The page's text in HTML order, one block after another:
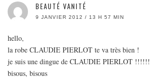
BEAUTÉ VANITÉ
9 JANVIER 2012 / 13 H 57 MIN
hello,
la robe CLAUDIE PIERLOT te va très bien !
je suis une dingue de CLAUDIE PIERLOT !!!!!!
bisous, bisous